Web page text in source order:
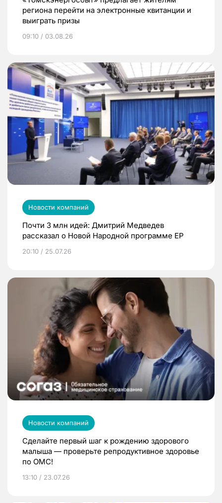
региона перейти на электронные квитанции и
выиграть призы
09:10 / 03.08.26
Новости компаний
Почти 3 млн идей: Дмитрий Медведев
рассказал о Новой Народной программе ЕР
20:10 / 25.07.26
Новости компаний
Сделайте первый шаг к рождению здорового
малыша — проверьте репродуктивное здоровье
по ОМС!
13:10 / 23.07.26